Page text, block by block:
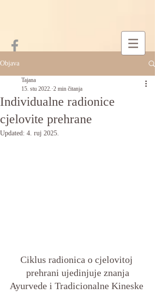
Objava
Individualne radionice
cjelovite prehrane
Tajana
15. stu 2022. 2 min čitanja
Updated: 4. ruj 2025.
Ciklus radionica o cjelovitoj
prehrani ujedinjuje znanja
Ayurvede i Tradicionalne Kineske